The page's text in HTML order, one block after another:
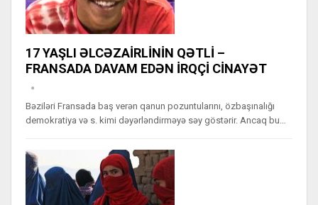
17 YAŞLI ƏLCƏZAİRLİNİN QƏTLİ –
FRANSADA DAVAM EDƏN İRQÇİ CİNAYƏT
Bəziləri Fransada baş verən qanun pozuntularını, özbaşınalığı
demokratiya və s. kimi dəyərləndirməyə səy göstərir. Ancaq bu…